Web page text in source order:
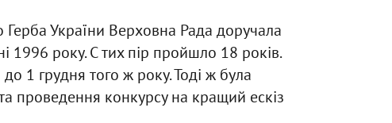
України Верховна Рада доручала
1996 року. С тих пір пройшло 18 років.
1 грудня того ж року. Тоді ж була
проведення конкурсу на кращий ескіз